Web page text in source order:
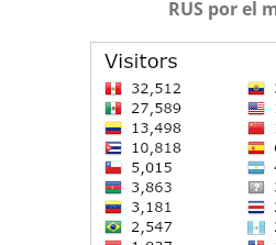
RUS por el